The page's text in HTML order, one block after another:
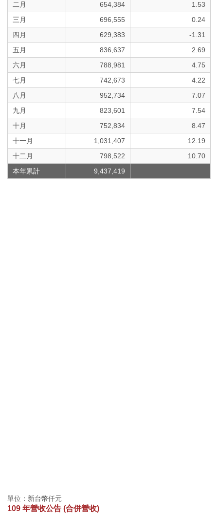
二月
654,384
1.53
三月
696,555
0.24
四月
629,383
-1.31
五月
836,637
2.69
六月
788,981
4.75
七月
742,673
4.22
八月
952,734
7.07
九月
823,601
7.54
十月
752,834
8.47
十一月
1,031,407
12.19
十二月
798,522
10.70
本年累計
9,437,419
單位：新台幣仟元
109 年營收公告 (合併營收)